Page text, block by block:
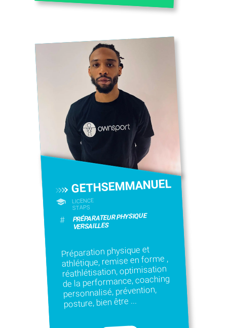
GETHSEMMANUEL
LICENCE
STAPS
# PRÉPARATEUR PHYSIQUE
VERSAILLES
Préparation physique et
athlétique, remise en forme ,
réathlétisation, optimisation
de la performance, coaching
personnalisé, prévention,
posture, bien être ...